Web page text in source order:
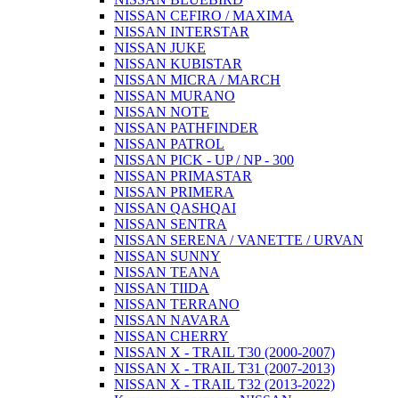
NISSAN CEFIRO / MAXIMA
NISSAN INTERSTAR
NISSAN JUKE
NISSAN KUBISTAR
NISSAN MICRA / MARCH
NISSAN MURANO
NISSAN NOTE
NISSAN PATHFINDER
NISSAN PATROL
NISSAN PICK - UP / NP - 300
NISSAN PRIMASTAR
NISSAN PRIMERA
NISSAN QASHQAI
NISSAN SENTRA
NISSAN SERENA / VANETTE / URVAN
NISSAN SUNNY
NISSAN TEANA
NISSAN TIIDA
NISSAN TERRANO
NISSAN NAVARA
NISSAN CHERRY
NISSAN X - TRAIL T30 (2000-2007)
NISSAN X - TRAIL T31 (2007-2013)
NISSAN X - TRAIL T32 (2013-2022)